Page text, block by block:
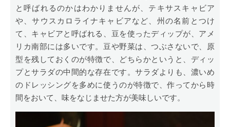
と呼ばれるのかはわかりませんが、テキサスキャビア
や、サウスカロライナキャビアなど、州の名前とつけ
て、キャビアと呼ばれる、豆を使ったディップが、アメ
リカ南部には多いです。豆や野菜は、つぶさないで、原
型を残しておくのが特徴で、どちらかというと、ディッ
プとサラダの中間的な存在です。サラダよりも、濃いめ
のドレッシングを多めに使うのが特徴で、作ってから時
間をおいて、味をなじませた方が美味しいです。